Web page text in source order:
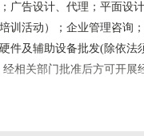
广告设计、代理；平面设
训活动）；企业管理咨询
及辅助设备批发(除依法
相关部门批准后方可开